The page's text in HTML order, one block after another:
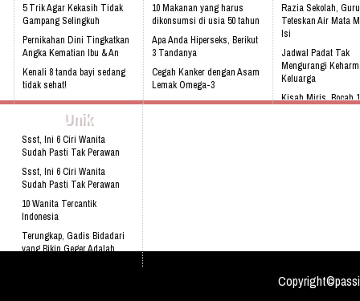
5 Trik Agar Kekasih Tidak
Gampang Selingkuh
Pernikahan Dini Tingkatkan
Angka Kematian Ibu & An
Kenali 8 tanda bayi sedang
tidak sehat!
Sering Mengalami Mimpi
10 Makanan yang harus
dikonsumsi di usia 50 tahun
Apa Anda Hiperseks, Berikut
3 Tandanya
Cegah Kanker dengan Asam
Lemak Omega-3
Bahaya Mendengkur
Razia Sekolah, Guru
Teteskan Air Mata
Isi
Jadwal Padat Tak
Mengurangi
Keluarga
Kisah Miris, Bocah
Unik
Ssst, Ini 6 Ciri Wanita
Sudah Pasti Tak Perawan
Ssst, Ini 6 Ciri Wanita
Sudah Pasti Tak Perawan
10 Wanita Tercantik
Indonesia
Terungkap, Gadis Bidadari
yang Bikin Geger Adalah